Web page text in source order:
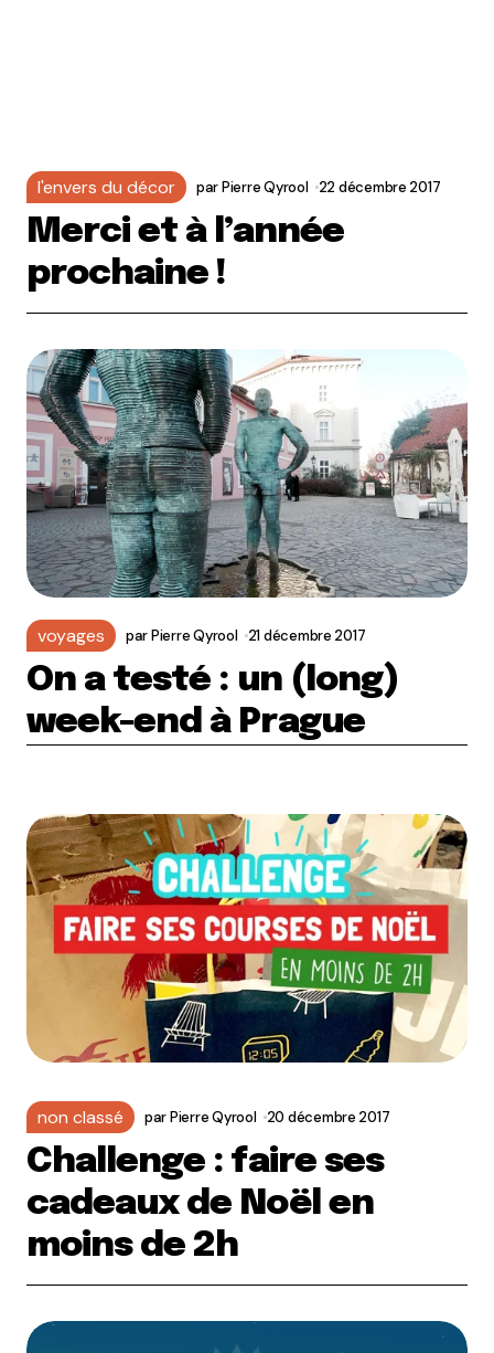
l'envers du décor parPierre Qyrool 22 décembre 2017
Merci et à l’année
prochaine !
voyages parPierre Qyrool 21 décembre 2017
On a testé : un (long)
week-end à Prague
non classé parPierre Qyrool 20 décembre 2017
Challenge : faire ses
cadeaux de Noël en
moins de 2h